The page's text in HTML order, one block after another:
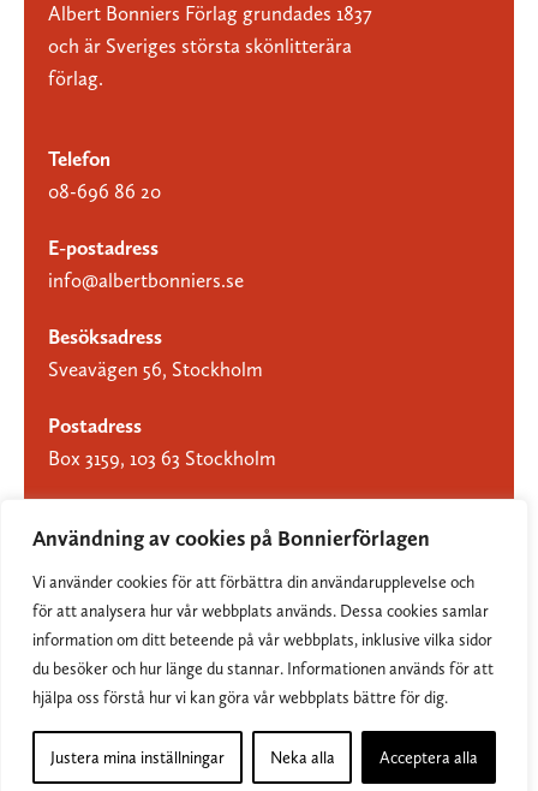
Användning av cookies på Bonnierförlagen
Vi använder cookies för att förbättra din användarupplevelse och
för att analysera hur vår webbplats används. Dessa cookies samlar
information om ditt beteende på vår webbplats, inklusive vilka sidor
du besöker och hur länge du stannar. Informationen används för att
hjälpa oss förstå hur vi kan göra vår webbplats bättre för dig.
Justera mina inställningar Neka alla Acceptera alla
Albert Bonniers Förlag grundades 1837
och är Sveriges största skönlitterära
förlag.
Telefon
08-696 86 20
E-postadress
info@albertbonniers.se
Besöksadress
Sveavägen 56, Stockholm
Postadress
Box 3159, 103 63 Stockholm
Om Bonnierförlagen
Cookies
Integritetspolicy